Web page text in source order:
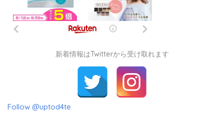
新着情報はTwitterから受け取れます
Follow @uptod4te